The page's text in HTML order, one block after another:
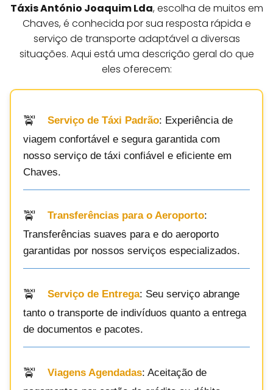
Táxis António Joaquim Lda, escolha de muitos em
Chaves, é conhecida por sua resposta rápida e
serviço de transporte adaptável a diversas
situações. Aqui está uma descrição geral do que
eles oferecem:
Serviço de Táxi Padrão: Experiência de
viagem confortável e segura garantida com
nosso serviço de táxi confiável e eficiente em
Chaves.
Transferências para o Aeroporto:
Transferências suaves para e do aeroporto
garantidas por nossos serviços especializados.
Serviço de Entrega: Seu serviço abrange
tanto o transporte de indivíduos quanto a entrega
de documentos e pacotes.
Viagens Agendadas: Aceitação de